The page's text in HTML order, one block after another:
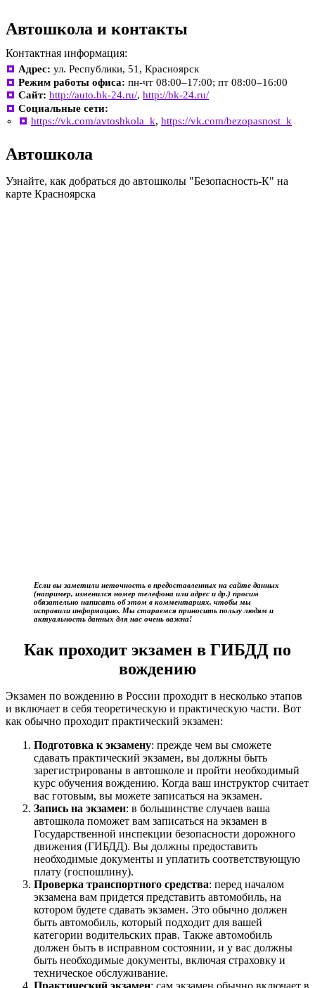
Автошкола и контакты
Контактная информация:
Адрес: ул. Республики, 51, Красноярск
Режим работы офиса: пн-чт 08:00–17:00; пт 08:00–16:00
Сайт: http://auto.bk-24.ru/, http://bk-24.ru/
Социальные сети:
https://vk.com/avtoshkola_k, https://vk.com/bezopasnost_k
Автошкола
Узнайте, как добраться до автошколы "Безопасность-К" на
карте Красноярска
Если вы заметили неточность в предоставленных на сайте данных
(например, изменился номер телефона или адрес и др.) просим
обязательно написать об этом в комментариях, чтобы мы
исправили информацию. Мы стараемся приносить пользу людям и
актуальность данных для нас очень важна!
Как проходит экзамен в ГИБДД по
вождению
Экзамен по вождению в России проходит в несколько этапов
и включает в себя теоретическую и практическую части. Вот
как обычно проходит практический экзамен:
Подготовка к экзамену: прежде чем вы сможете
сдавать практический экзамен, вы должны быть
зарегистрированы в автошколе и пройти необходимый
курс обучения вождению. Когда ваш инструктор считает
вас готовым, вы можете записаться на экзамен.
Запись на экзамен: в большинстве случаев ваша
автошкола поможет вам записаться на экзамен в
Государственной инспекции безопасности дорожного
движения (ГИБДД). Вы должны предоставить
необходимые документы и уплатить соответствующую
плату (госпошлину).
Проверка транспортного средства: перед началом
экзамена вам придется представить автомобиль, на
котором будете сдавать экзамен. Это обычно должен
быть автомобиль, который подходит для вашей
категории водительских прав. Также автомобиль
должен быть в исправном состоянии, и у вас должны
быть необходимые документы, включая страховку и
техническое обслуживание.
Практический экзамен: сам экзамен обычно включает в